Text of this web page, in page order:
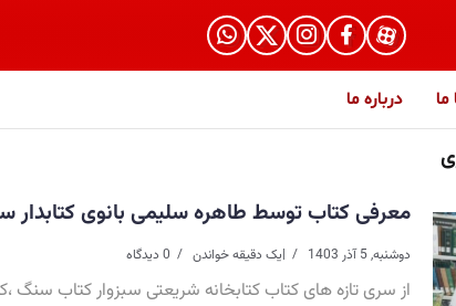
درباره ما
معرفی کتاب توسط طاهره سلیمی بانوی کتابدار
دوشنبه, 5 آذر 1403 |یک دقیقه خواندن 0 دیدگاه
از سری تازه های کتاب کتابخانه شریعتی سبزوار کتاب سنگ